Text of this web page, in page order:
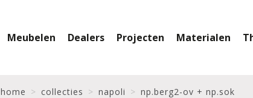
Meubelen Dealers Projecten Materialen
home collecties napoli np.berg2-ov + np.sok